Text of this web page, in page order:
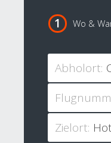
Wo &
Abholort:
Zielort: